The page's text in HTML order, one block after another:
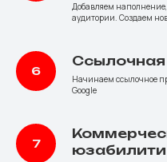
Добавляем наполнение,
аудитории. Создаем
Ссылочная
Начинаем ссылочное
Google
юзабилити